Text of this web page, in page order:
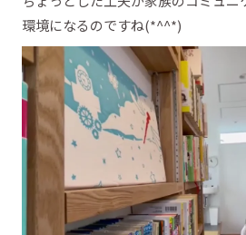
環境になるのですね(*^^*)